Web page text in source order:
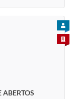
ABERTOS
PARA